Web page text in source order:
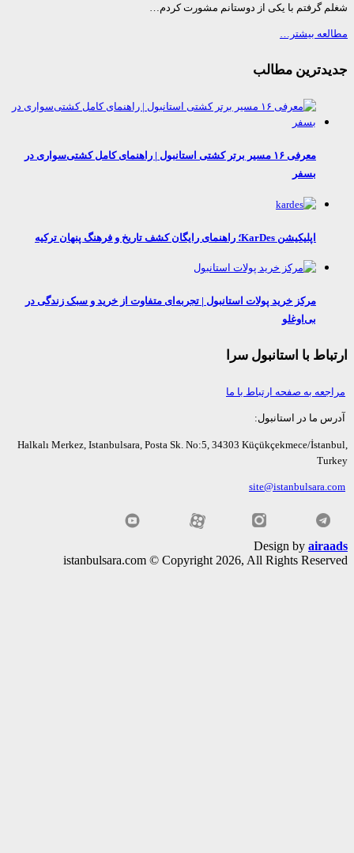
گرفتم با یکی از دوستانم مشورت کردم…
بیشتر…
مطالب
معرفی ۱۶ مسیر برتر کشتی استانبول | راهنمای کامل کشتی‌سواری در
اپلیکیشن KarDes؛ راهنمای رایگان کشف تاریخ و فرهنگ پنهان ترکیه
مرکز خرید پولات استانبول | تجربه‌ای متفاوت از خرید و سبک زندگی در
بی‌اوغلو
با استانبول سرا
به صفحه ارتباط با ما
ما در استانبول:
Halkalı Merkez, Istanbulsara, Posta Sk. No:5, 34303 Küçükçekmece/
Design by
istanbulsara.com © Copyright 2026, All Rights